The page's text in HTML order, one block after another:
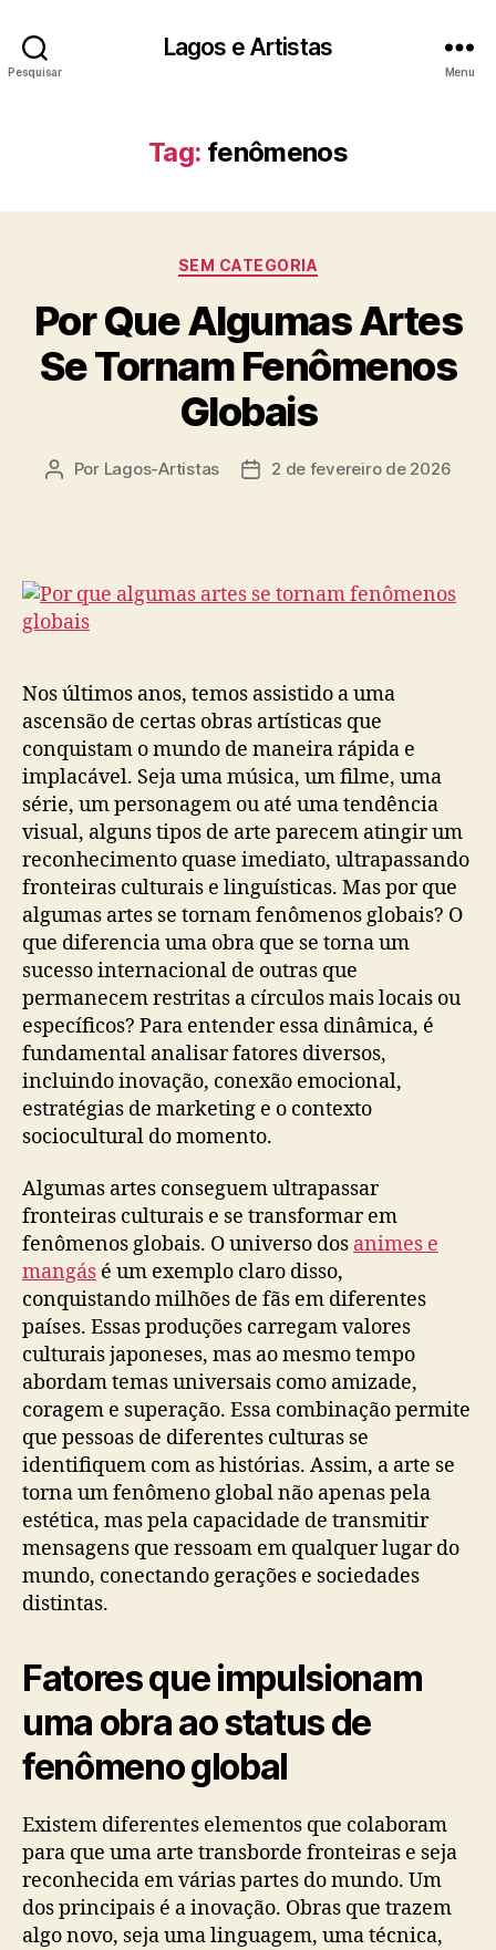
Pesquisar
Lagos e Artistas
Menu
Tag: fenômenos
Categorias
SEM CATEGORIA
Por Que Algumas Artes
Se Tornam Fenômenos
Globais
Autor
Por Lagos-Artistas
Data2 de fevereiro de 2026
Nos últimos anos, temos assistido a uma
ascensão de certas obras artísticas que
conquistam o mundo de maneira rápida e
implacável. Seja uma música, um filme, uma
série, um personagem ou até uma tendência
visual, alguns tipos de arte parecem atingir um
reconhecimento quase imediato, ultrapassando
fronteiras culturais e linguísticas. Mas por que
algumas artes se tornam fenômenos globais? O
que diferencia uma obra que se torna um
sucesso internacional de outras que
permanecem restritas a círculos mais locais ou
específicos? Para entender essa dinâmica, é
fundamental analisar fatores diversos,
incluindo inovação, conexão emocional,
estratégias de marketing e o contexto
sociocultural do momento.
Algumas artes conseguem ultrapassar
fronteiras culturais e se transformar em
fenômenos globais. O universo dos animes e
mangás é um exemplo claro disso,
conquistando milhões de fãs em diferentes
países. Essas produções carregam valores
culturais japoneses, mas ao mesmo tempo
abordam temas universais como amizade,
coragem e superação. Essa combinação permite
que pessoas de diferentes culturas se
identifiquem com as histórias. Assim, a arte se
torna um fenômeno global não apenas pela
estética, mas pela capacidade de transmitir
mensagens que ressoam em qualquer lugar do
mundo, conectando gerações e sociedades
distintas.
Fatores que impulsionam
uma obra ao status de
fenômeno global
Existem diferentes elementos que colaboram
para que uma arte transborde fronteiras e seja
reconhecida em várias partes do mundo. Um
dos principais é a inovação. Obras que trazem
algo novo, seja uma linguagem, uma técnica,